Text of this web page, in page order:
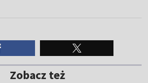
Zobacz też